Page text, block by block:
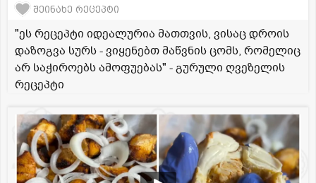
შეინახე რეცეპტი
"ეს რეცეპტი იდეალურია მათთვის, ვისაც დროის
დაზოგვა სურს - ვიყენებთ მაწვნის ცომს, რომელიც
არ საჭიროებს ამოფუებას" - გურული ღვეზელის
რეცეპტი